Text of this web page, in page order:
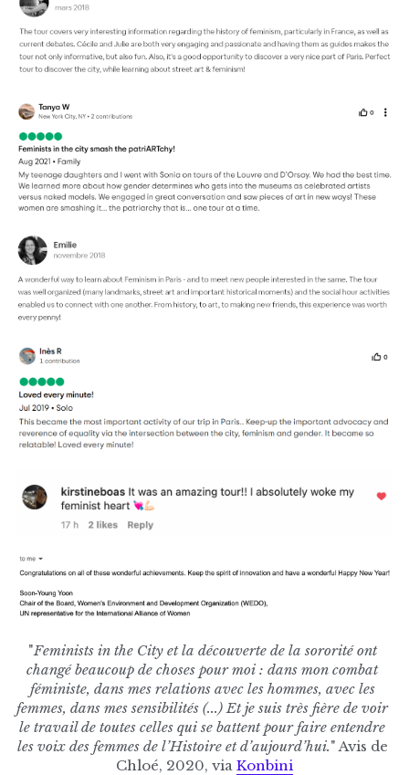
"Feminists in the City et la découverte de la sororité ont
changé beaucoup de choses pour moi : dans mon combat
féministe, dans mes relations avec les hommes, avec les
femmes, dans mes sensibilités (...) Et je suis très fière de voir
le travail de toutes celles qui se battent pour faire entendre
les voix des femmes de l’Histoire et d’aujourd’hui." Avis de
Chloé, 2020, via Konbini